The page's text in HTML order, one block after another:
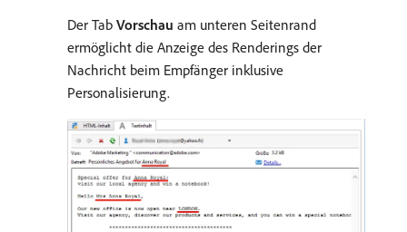
Der Tab Vorschau am unteren Seitenrand
ermöglicht die Anzeige des Renderings der
Nachricht beim Empfänger inklusive
Personalisierung.